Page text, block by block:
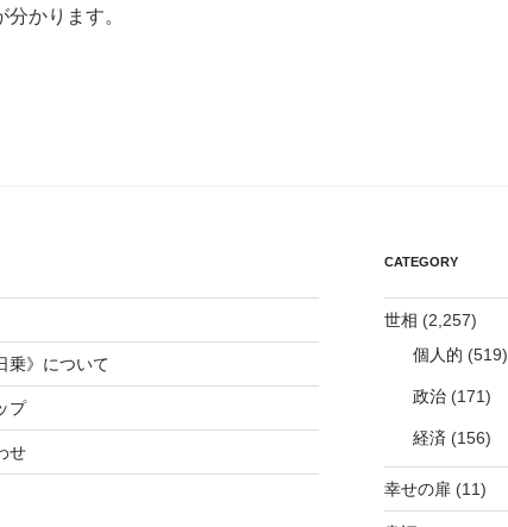
分かります。
乗》について
プ
せ
CATEGORY
世相 (2,257)
個人的 (519)
政治(171)
経済(156)
幸せの扉(11)